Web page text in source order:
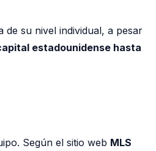
de su nivel individual, a pesar
estadounidense hasta
Según el sitio web MLS